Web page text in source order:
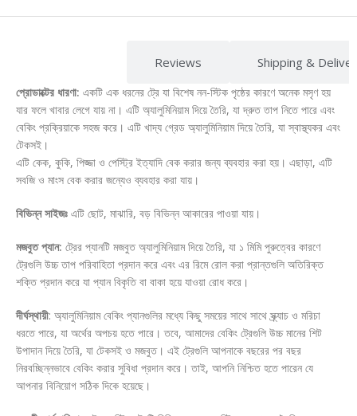
Reviews Shipping &
প্রোডাক্টের ধারণা: একটি এক ধরনের ট্রে যা বিশেষ নন-স্টিক পৃষ্ঠের কারণে অনেক মসৃণ হয়
যার ফলে খাবার লেগে যায় না। এটি অ্যালুমিনিয়াম দিয়ে তৈরি, যা দ্রুত তাপ নিতে পারে এবং
বেকিং প্রক্রিয়াকে সহজ করে। এটি খাদ্য গ্রেড অ্যালুমিনিয়াম দিয়ে তৈরি, যা স্বাস্থ্যকর এবং
টেকসই।
এটি কেক, কুকি, পিজ্জা ও পেস্ট্রি ইত্যাদি বেক করার জন্য ব্যবহার করা হয়। এছাড়া, এটি
সবজি ও মাংস বেক করার জন্যেও ব্যবহার করা যায়।
বিভিন্ন সাইজঃ এটি ছোট, মাঝারি, বড় বিভিন্ন আকারের পাওয়া যায়।
মজবুত প্যান: ট্রের প্যানটি মজবুত অ্যালুমিনিয়াম দিয়ে তৈরি, যা ১ মিমি পুরুত্বের কারণে
ট্রেগুলি উচ্চ তাপ পরিবাহিতা প্রদান করে এবং এর রিমে রোল করা প্রান্তগুলি অতিরিক্ত
শক্তি প্রদান করে যা প্যান বিকৃতি বা বাকা হয়ে যাওয়া রোধ করে।
দীর্ঘস্থায়ী: অ্যালুমিনিয়াম বেকিং প্যানগুলির মধ্যে কিছু সময়ের সাথে সাথে স্ক্র্যাচ ও মরিচা
ধরতে পারে, যা অর্থের অপচয় হতে পারে। তবে, আমাদের বেকিং ট্রেগুলি উচ্চ মানের শিট
উপাদান দিয়ে তৈরি, যা টেকসই ও মজবুত। এই ট্রেগুলি আপনাকে বছরের পর বছর
নিরবচ্ছিন্নভাবে বেকিং করার সুবিধা প্রদান করে। তাই, আপনি নিশ্চিত হতে পারেন যে
আপনার বিনিয়োগ সঠিক দিকে হয়েছে।